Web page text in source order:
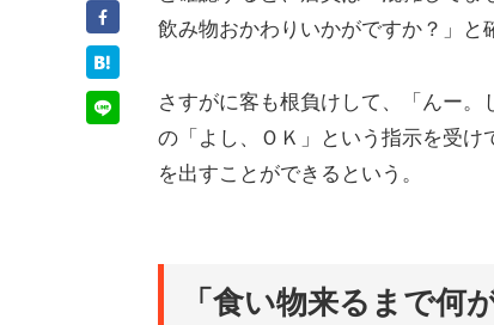
飲み物おかわりいかがですか？」と
さすがに客も根負けして、「んー
の「よし、ＯＫ」という指示を受
を出すことができるという。
「食い物来るまで